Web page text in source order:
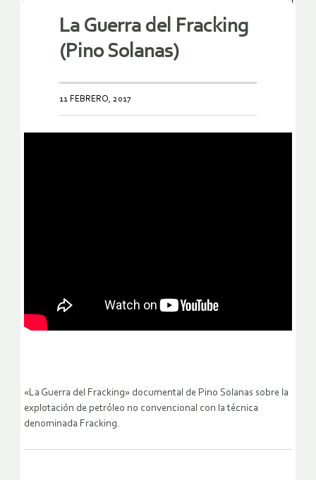
La Guerra del Fracking
(Pino Solanas)
11 FEBRERO, 2017
«La Guerra del Fracking» documental de Pino Solanas sobre la
explotación de petróleo no convencional con la técnica
denominada Fracking.